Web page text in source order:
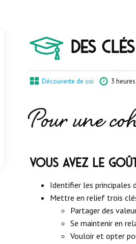
Des
Découverte de soi 3 heures
Pour une
Vous avez le
Identifier les
Mettre en relief trois
Partager des
Se maintenir en
Vouloir et opter